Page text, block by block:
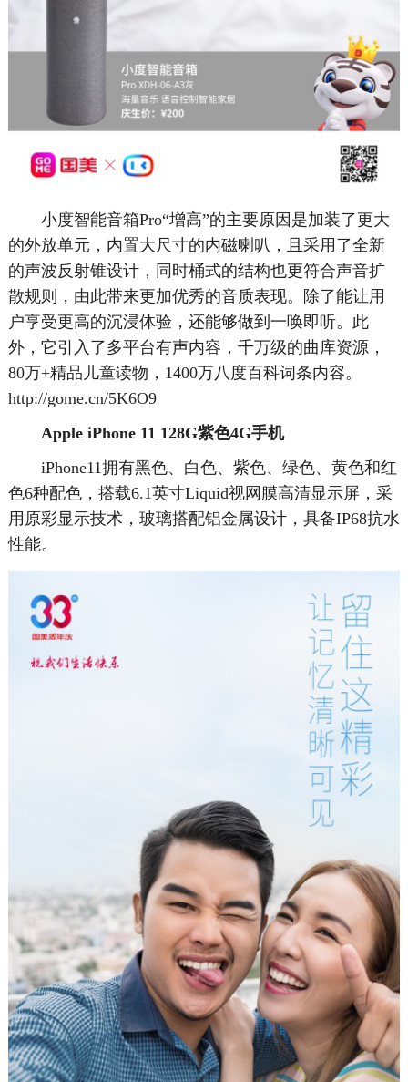
小度智能音箱Pro“增高”的主要原因是加装了更大
的外放单元，内置大尺寸的内磁喇叭，且采用了全新
的声波反射锥设计，同时桶式的结构也更符合声音扩
散规则，由此带来更加优秀的音质表现。除了能让用
户享受更高的沉浸体验，还能够做到一唤即听。此
外，它引入了多平台有声内容，千万级的曲库资源，
80万+精品儿童读物，1400万八度百科词条内容。
http://gome.cn/5K6O9
Apple iPhone 11 128G紫色4G手机
iPhone11拥有黑色、白色、紫色、绿色、黄色和红
色6种配色，搭载6.1英寸Liquid视网膜高清显示屏，采
用原彩显示技术，玻璃搭配铝金属设计，具备IP68抗水
性能。